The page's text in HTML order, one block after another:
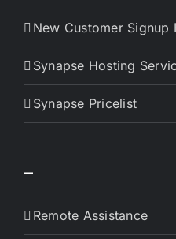
New Customer Signup
Synapse Hosting
Synapse Pricelist
–
Remote Assistance